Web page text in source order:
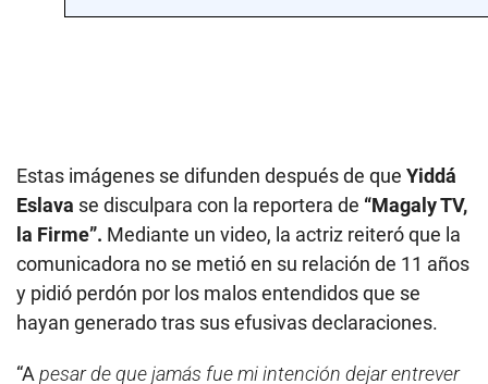
Estas imágenes se difunden después de que Yiddá
Eslava se disculpara con la reportera de “Magaly TV,
la Firme”. Mediante un video, la actriz reiteró que la
comunicadora no se metió en su relación de 11 años
y pidió perdón por los malos entendidos que se
hayan generado tras sus efusivas declaraciones.
“A pesar de que jamás fue mi intención dejar entrever